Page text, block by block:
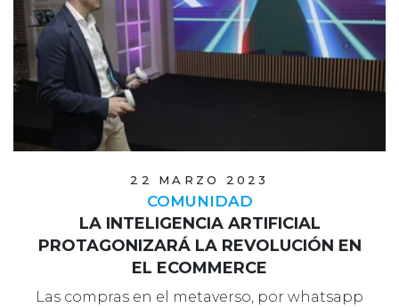
22 MARZO 2023
COMUNIDAD
LA INTELIGENCIA ARTIFICIAL
PROTAGONIZARÁ LA REVOLUCIÓN EN
EL ECOMMERCE
Las compras en el metaverso, por whatsapp